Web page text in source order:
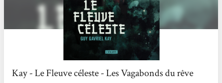
Kay - Le Fleuve céleste - Les Vagabonds du rêve